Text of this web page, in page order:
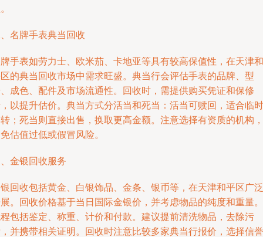
名牌手表典当回收
手表如劳力士、欧米茄、卡地亚等具有较高保值性，在天津和
的典当回收市场中需求旺盛。典当行会评估手表的品牌、型
成色、配件及市场流通性。回收时，需提供购买凭证和保修
以提升估价。典当方式分活当和死当：活当可赎回，适合临时
；死当则直接出售，换取更高金额。注意选择有资质的机构，
估值过低或假冒风险。
金银回收服务
回收包括黄金、白银饰品、金条、银币等，在天津和平区广泛
。回收价格基于当日国际金银价，并考虑物品的纯度和重量。
包括鉴定、称重、计价和付款。建议提前清洗物品，去除污
并携带相关证明。回收时注意比较多家典当行报价，选择信誉